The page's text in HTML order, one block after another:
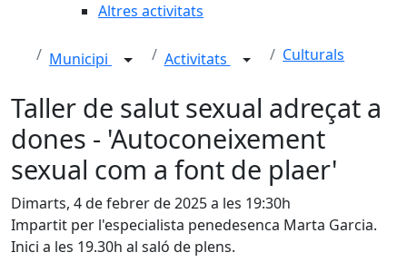
Altres activitats
Municipi Activitats Culturals
Taller de salut sexual adreçat a
dones - 'Autoconeixement
sexual com a font de plaer'
Dimarts, 4 de febrer de 2025 a les 19:30h
Impartit per l'especialista penedesenca Marta Garcia.
Inici a les 19.30h al saló de plens.